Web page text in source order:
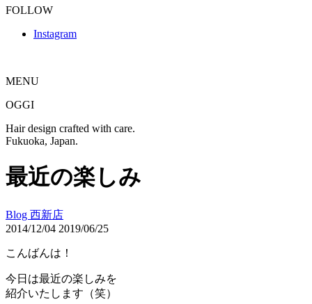
FOLLOW
Instagram
MENU
OGGI
Hair design crafted with care.
Fukuoka, Japan.
最近の楽しみ
Blog 西新店
2014/12/04 2019/06/25
こんばんは！
今日は最近の楽しみを
紹介いたします（笑）